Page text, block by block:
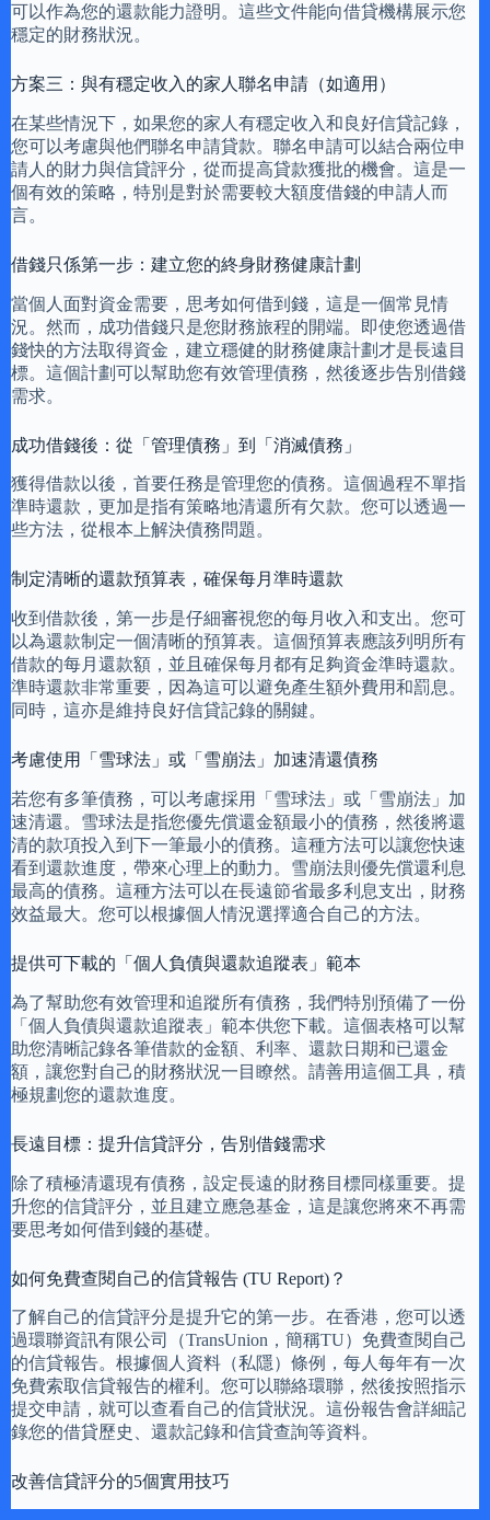
可以作為您的還款能力證明。這些文件能向借貸機構展示您
穩定的財務狀況。
方案三：與有穩定收入的家人聯名申請（如適用）
在某些情況下，如果您的家人有穩定收入和良好信貸記錄，
您可以考慮與他們聯名申請貸款。聯名申請可以結合兩位申
請人的財力與信貸評分，從而提高貸款獲批的機會。這是一
個有效的策略，特別是對於需要較大額度借錢的申請人而
言。
借錢只係第一步：建立您的終身財務健康計劃
當個人面對資金需要，思考如何借到錢，這是一個常見情
況。然而，成功借錢只是您財務旅程的開端。即使您透過借
錢快的方法取得資金，建立穩健的財務健康計劃才是長遠目
標。這個計劃可以幫助您有效管理債務，然後逐步告別借錢
需求。
成功借錢後：從「管理債務」到「消滅債務」
獲得借款以後，首要任務是管理您的債務。這個過程不單指
準時還款，更加是指有策略地清還所有欠款。您可以透過一
些方法，從根本上解決債務問題。
制定清晰的還款預算表，確保每月準時還款
收到借款後，第一步是仔細審視您的每月收入和支出。您可
以為還款制定一個清晰的預算表。這個預算表應該列明所有
借款的每月還款額，並且確保每月都有足夠資金準時還款。
準時還款非常重要，因為這可以避免產生額外費用和罰息。
同時，這亦是維持良好信貸記錄的關鍵。
考慮使用「雪球法」或「雪崩法」加速清還債務
若您有多筆債務，可以考慮採用「雪球法」或「雪崩法」加
速清還。雪球法是指您優先償還金額最小的債務，然後將還
清的款項投入到下一筆最小的債務。這種方法可以讓您快速
看到還款進度，帶來心理上的動力。雪崩法則優先償還利息
最高的債務。這種方法可以在長遠節省最多利息支出，財務
效益最大。您可以根據個人情況選擇適合自己的方法。
提供可下載的「個人負債與還款追蹤表」範本
為了幫助您有效管理和追蹤所有債務，我們特別預備了一份
「個人負債與還款追蹤表」範本供您下載。這個表格可以幫
助您清晰記錄各筆借款的金額、利率、還款日期和已還金
額，讓您對自己的財務狀況一目瞭然。請善用這個工具，積
極規劃您的還款進度。
長遠目標：提升信貸評分，告別借錢需求
除了積極清還現有債務，設定長遠的財務目標同樣重要。提
升您的信貸評分，並且建立應急基金，這是讓您將來不再需
要思考如何借到錢的基礎。
如何免費查閱自己的信貸報告 (TU Report)？
了解自己的信貸評分是提升它的第一步。在香港，您可以透
過環聯資訊有限公司（TransUnion，簡稱TU）免費查閱自己
的信貸報告。根據個人資料（私隱）條例，每人每年有一次
免費索取信貸報告的權利。您可以聯絡環聯，然後按照指示
提交申請，就可以查看自己的信貸狀況。這份報告會詳細記
錄您的借貸歷史、還款記錄和信貸查詢等資料。
改善信貸評分的5個實用技巧